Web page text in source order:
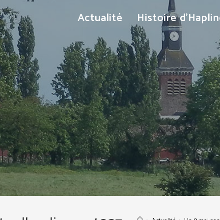
Actualité Histoire